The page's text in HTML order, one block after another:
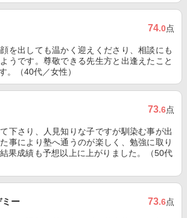
74.0点
を出しても温かく迎えくださり、相談にも
うです。尊敬できる先生方と出逢えたこと
。（40代／女性）
73.6点
下さり、人見知りな子ですが馴染む事が出
事により塾へ通うのが楽しく、勉強に取り
果成績も予想以上に上がりました。（50代
ー 73.6点